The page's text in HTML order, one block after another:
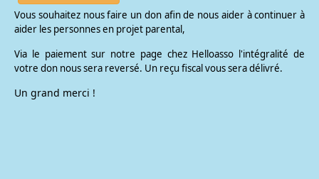
Vous souhaitez nous faire un don afin de nous aider à continuer à
aider les personnes en projet parental,
Via le paiement sur notre page chez Helloasso l'intégralité de
votre don nous sera reversé. Un reçu fiscal vous sera délivré.
Un grand merci !